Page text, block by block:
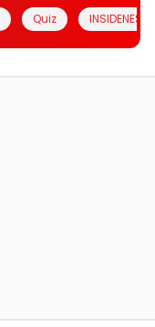
Quiz INSIDENESIA